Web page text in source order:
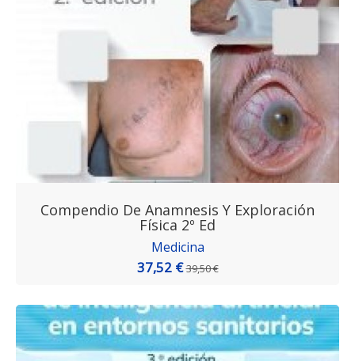
Compendio De Anamnesis Y Exploración
Física 2º Ed
Medicina
37,52 €39,50 €